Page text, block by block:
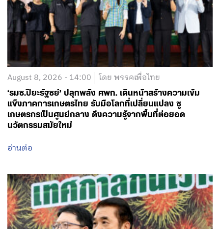
August 8, 2026 - 14:00 โดย พรรคเพื่อไทย
‘รมช.ปิยะรัฐชย์’ ปลุกพลัง ศพก. เดินหน้าสร้างความเข้ม
แข็งภาคการเกษตรไทย รับมือโลกที่เปลี่ยนแปลง ชู
เกษตรกรเป็นศูนย์กลาง ดึงความรู้จากพื้นที่ต่อยอด
นวัตกรรมสมัยใหม่
อ่านต่อ